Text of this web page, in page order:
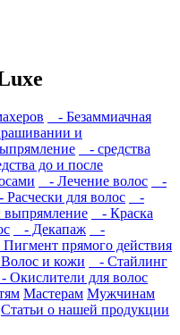
- Безаммиачная
и
- средства
до и после
- Лечение волос
-
Расчески для волос
-
выпрямление
- Краска
- Декапаж
-
прямого действия
и кожи
- Стайлинг
Окислители для волос
Мастерам Мужчинам
Статьи о нашей продукции